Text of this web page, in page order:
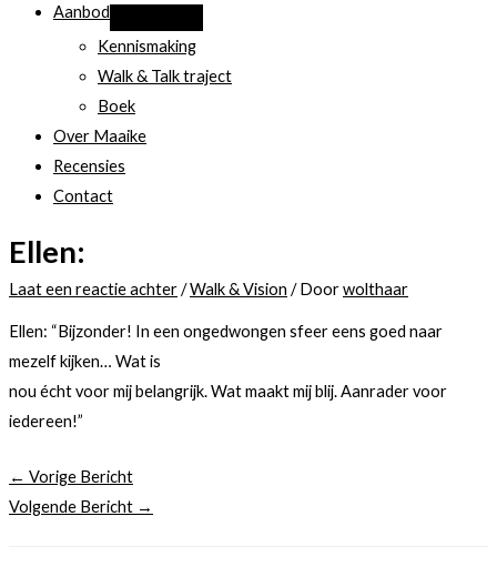
Aanbod
Kennismaking
Walk & Talk traject
Boek
Over Maaike
Recensies
Contact
Ellen:
Laat een reactie achter/Walk & Vision / Doorwolthaar
Ellen: “Bijzonder! In een ongedwongen sfeer eens goed naar
mezelf kijken… Wat is
nou écht voor mij belangrijk. Wat maakt mij blij. Aanrader voor
iedereen!”
← Vorige Bericht
Volgende Bericht →